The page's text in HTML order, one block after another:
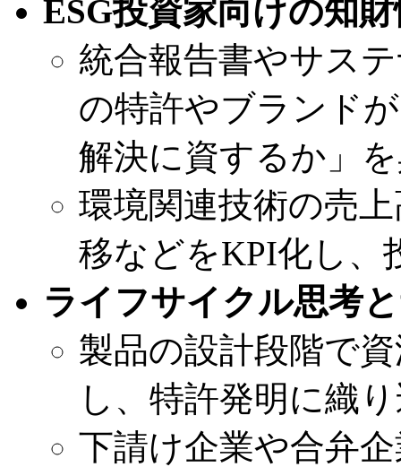
ESG投資家向けの知
統合報告書やサス
の特許やブランド
解決に資するか」
環境関連技術の売
移などをKPI化し、
ライフサイクル思考
製品の設計段階で
し、特許発明に織
下請け企業や合弁